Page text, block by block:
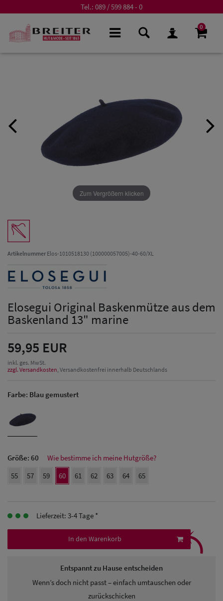
Tel.: 089 / 599 884 - 0
0
Herren Caps
Herren
Herren UV-
Sonnenschilder
& Visoren
Zum Vergrößern klicken
ArtikelnummerElos-1010518130 (100000057005)-40-60/XL
Elosegui Original Baskenmütze aus dem
Baskenland 13" marine
59,95 EUR
inkl. ges. MwSt.
zzgl. Versandkosten , Versandkostenfrei innerhalb Deutschlands
Farbe: Blau gemustert
Größe: 60
Wie bestimme ich meine Hutgröße?
55
57 59 60 61 62 63 64 65
Lieferzeit: 3-4 Tage *
In den Warenkorb
Entspannt zu Hause entscheiden
Wenn’s doch nicht passt – einfach umtauschen oder
zurückschicken
⤹